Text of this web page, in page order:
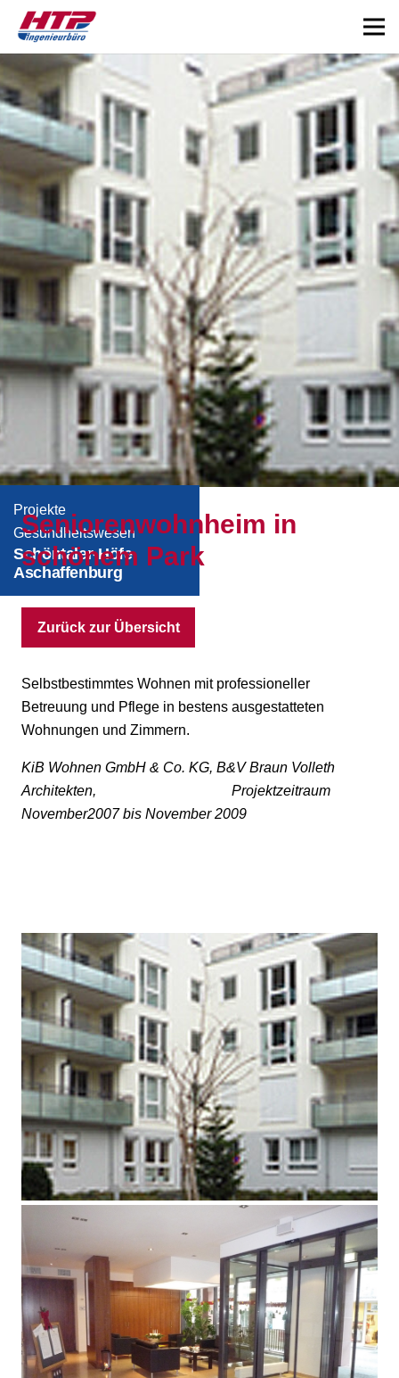
Projekte
Gesundheitswesen
Schöntaler-Höfe
Aschaffenburg
Seniorenwohnheim in
schönem Park
Zurück zur Übersicht
Selbstbestimmtes Wohnen mit professioneller
Betreuung und Pflege in bestens ausgestatteten
Wohnungen und Zimmern.
KiB Wohnen GmbH & Co. KG, B&V Braun Volleth
Architekten, Projektzeitraum
November2007 bis November 2009